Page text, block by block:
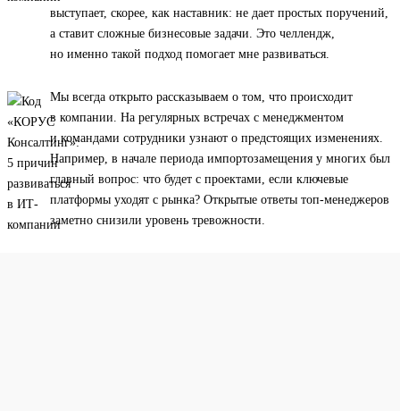
выступает, скорее, как наставник: не дает простых поручений,
а ставит сложные бизнесовые задачи. Это челлендж,
но именно такой подход помогает мне развиваться.
Мы всегда открыто рассказываем о том, что происходит
в компании. На регулярных встречах с менеджментом
и командами сотрудники узнают о предстоящих изменениях.
Например, в начале периода импортозамещения у многих был
главный вопрос: что будет с проектами, если ключевые
платформы уходят с рынка? Открытые ответы топ-менеджеров
заметно снизили уровень тревожности.